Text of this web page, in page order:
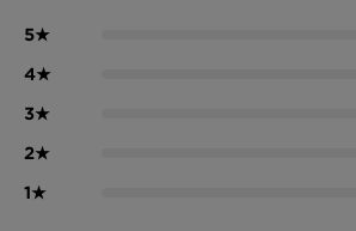
5★
4★
3★
2★
1★